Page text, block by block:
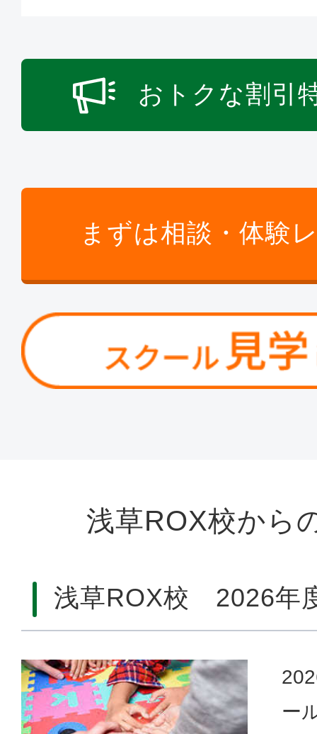
おトクな割引
まずは相談・体験
浅草ROX校から
浅草ROX校 2026年
ー